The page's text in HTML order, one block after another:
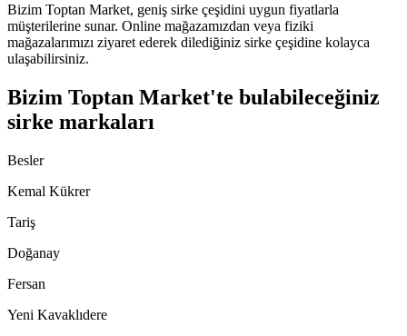
Bizim Toptan Market, geniş sirke çeşidini uygun fiyatlarla
müşterilerine sunar. Online mağazamızdan veya fiziki
mağazalarımızı ziyaret ederek dilediğiniz sirke çeşidine kolayca
ulaşabilirsiniz.
Bizim Toptan Market'te bulabileceğiniz
sirke markaları
Besler
Kemal Kükrer
Tariş
Doğanay
Fersan
Yeni Kavaklıdere